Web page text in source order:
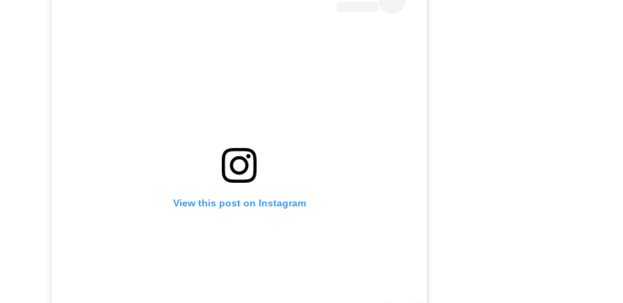
View this post on Instagram